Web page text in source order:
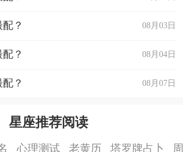
08月03日
？
08月04日
？
08月07日
？
星座推荐阅读
心理测试 老黄历 塔罗牌占卜